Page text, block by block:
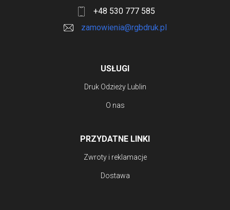
+48 530 777 585
zamowienia@rgbdruk.pl
USŁUGI
Druk Odzieży Lublin
O nas
PRZYDATNE LINKI
Zwroty i reklamacje
Dostawa